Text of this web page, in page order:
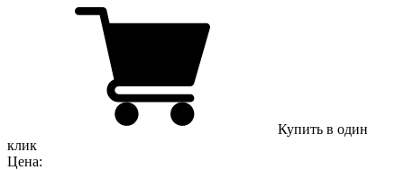
Купить в один
клик
Цена: